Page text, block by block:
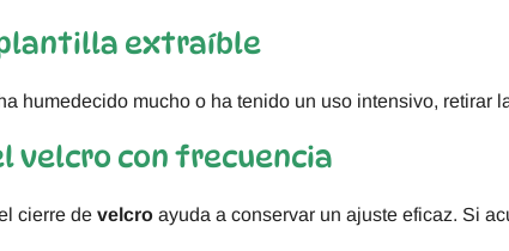
plantilla extraíble
humedecido mucho o ha tenido un uso intensivo, retirar
velcro con frecuencia
cierre de velcro ayuda a conservar un ajuste eficaz. Si